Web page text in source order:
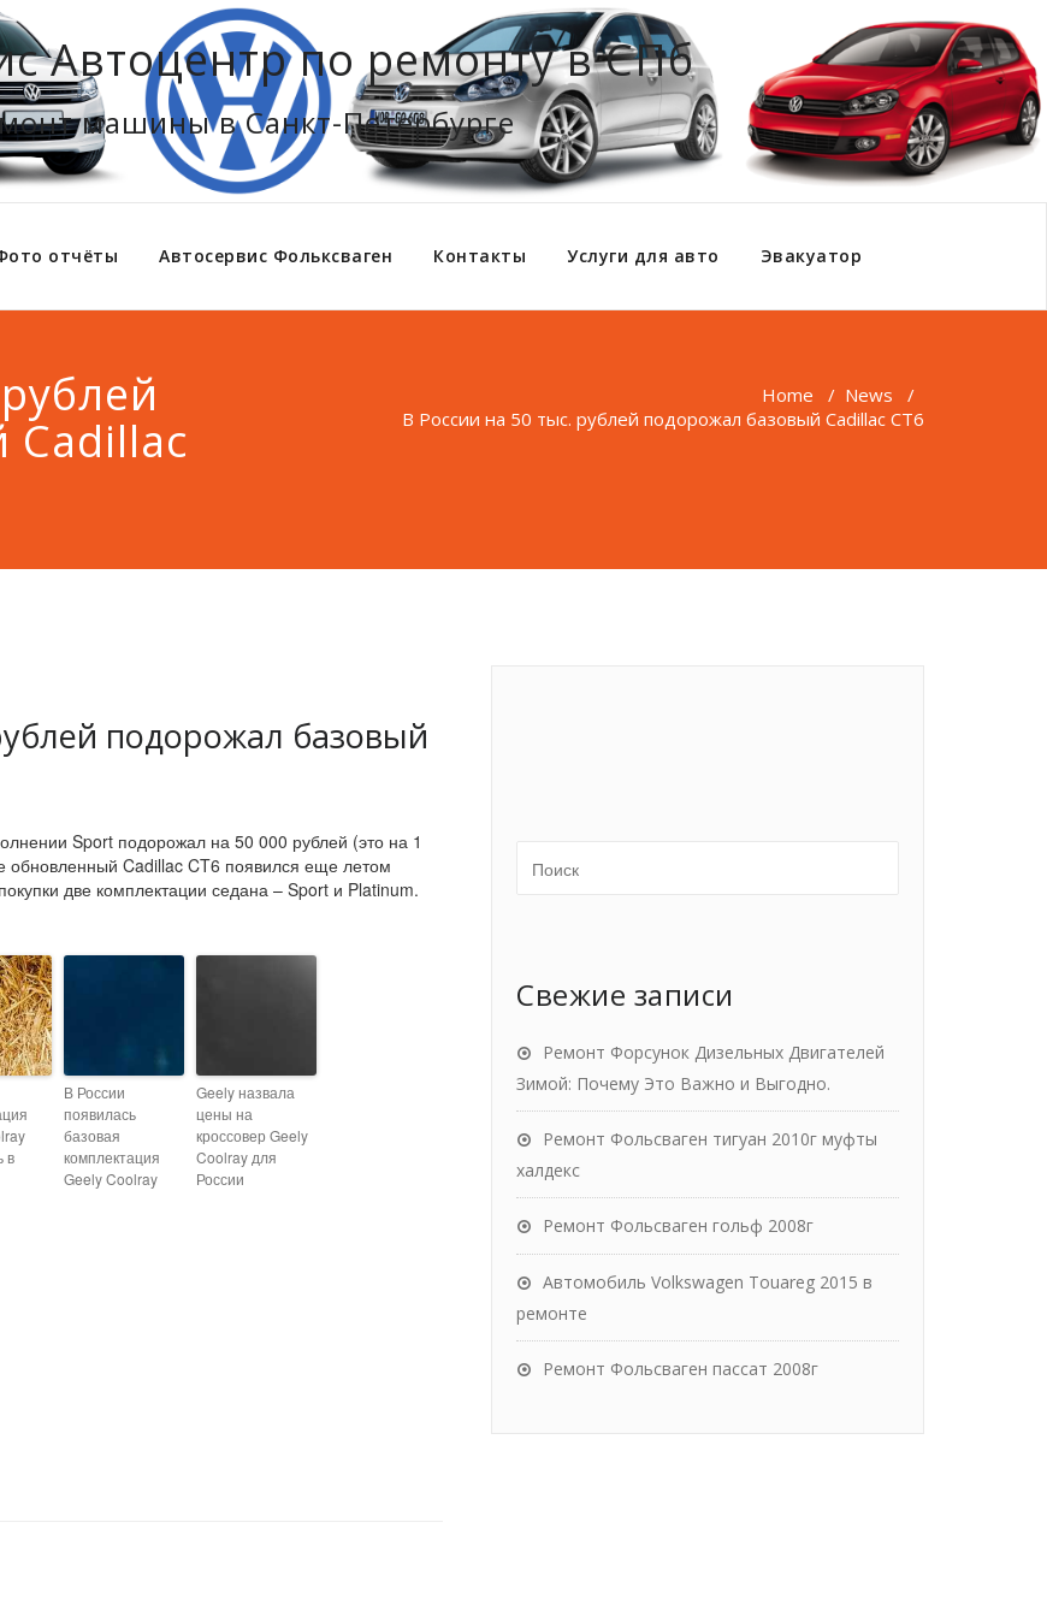
Автоцентр по ремонту в СПб
машины в Санкт-Петербурге
отчёты Автосервис Фольксваген Контакты Услуги для авто Эвакуатор
Cadillac
Home / News /
В России на 50 тыс. рублей подорожал базовый Cadillac CT6
подорожал базовый
Sport подорожал на 50 000 рублей (это на 1
обновленный Cadillac CT6 появился еще летом
две комплектации седана – Sport и Platinum.
в
В России
появилась
базовая
комплектация
Geely Coolray
Geely назвала
цены на
кроссовер Geely
Coolray для
России
Свежие записи
Ремонт Форсунок Дизельных Двигателей
Зимой: Почему Это Важно и Выгодно.
Ремонт Фольсваген тигуан 2010г муфты
халдекс
Ремонт Фольсваген гольф 2008г
Автомобиль Volkswagen Touareg 2015 в
ремонте
Ремонт Фольсваген пассат 2008г